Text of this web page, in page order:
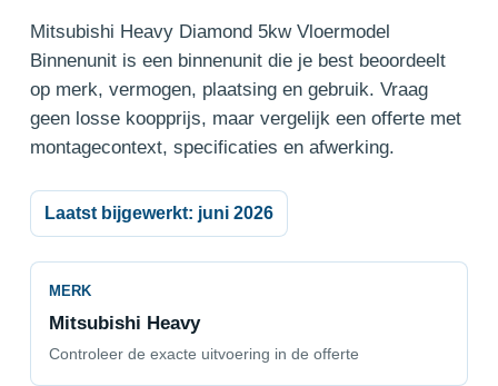
Mitsubishi Heavy Diamond 5kw Vloermodel
Binnenunit is een binnenunit die je best beoordeelt
op merk, vermogen, plaatsing en gebruik. Vraag
geen losse koopprijs, maar vergelijk een offerte met
montagecontext, specificaties en afwerking.
Laatst bijgewerkt: juni 2026
MERK
Mitsubishi Heavy
Controleer de exacte uitvoering in de offerte